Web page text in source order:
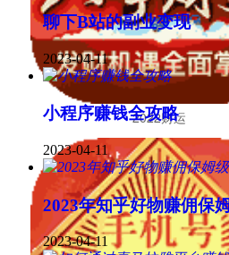
2022财运
聊下B站的副业变现
2023-04-11
小程序赚钱全攻略
2023-04-11
2023年知乎好物赚佣保
2023-04-11